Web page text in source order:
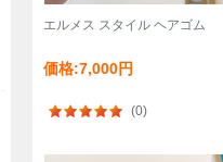
エルメス スタイル ヘアゴム
価格:7,000円
(0)